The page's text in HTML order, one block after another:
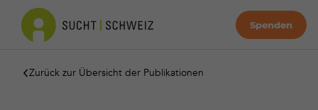
Spenden
Zurück zur Übersicht der Publikationen